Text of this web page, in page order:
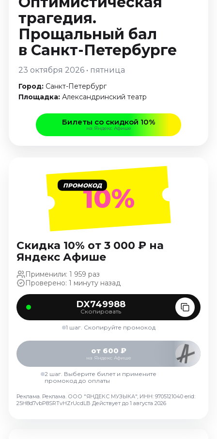
Январь 2027
Стендап
Август 2026
Сентябрь 2026
Ноябрь 2026
Декабрь 2026
Август 2026
Декабрь 2026
Август 2026
Сентябрь 2026
Октябрь 2026
Ноябрь 2026
Спорт
Август 2026
Сентябрь 2026
Декабрь 2026
События
Сентябрь 2026
Октябрь 2026
Ноябрь 2026
Декабрь 2026
Январь 2027
трагедия.
Прощальный бал
в Санкт-Петербурге
23 октября 2026 • пятница
Город: Санкт-Петербург
Площадка: Александринский театр
Билеты со скидкой 10%
на Яндекс Афише
ПРОМОКОД10%
Скидка 10% от 3 000 ₽ на
Яндекс Афише
Применили: 1 959 раз
Проверено: 1 минуту назад
DX749988
Скопировать
1 шаг. Скопируйте промокод
от 600 ₽
на Яндекс Афише
2 шаг. Выберите билет и примените
промокод до оплаты
Реклама. Реклама. ООО "ЯНДЕКС МУЗЫКА", ИНН: 9705121040 erid:
25H8d7vbP8SRTvHZrUcdLB Действует до 1 августа 2026